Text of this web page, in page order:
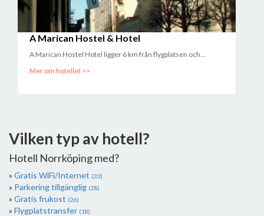
A Marican Hostel & Hotel
A Marican Hostel Hotel ligger 6 km från flygplatsen och...
Mer om hotellet >>
Vilken typ av hotell?
Hotell Norrköping med?
Gratis WiFi/Internet (33)
Parkering tillgänglig (28)
Gratis frukost (26)
Flygplatstransfer (18)